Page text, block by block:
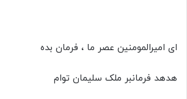
ای امیرالمومنین عصر ما ، فرمان بده
هدهد فرمانبر ملک سلیمان توام